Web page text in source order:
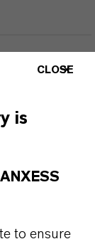
bieten
Wir
und
CLOSE
is
to ensure